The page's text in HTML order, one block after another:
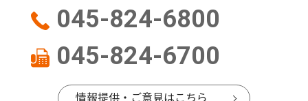
045-824-6800
045-824-6700
情報提供・ご意見はこちら